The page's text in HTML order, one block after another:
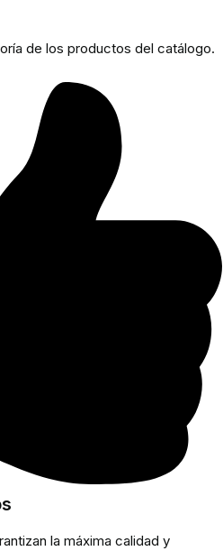
de los productos del catálogo.
la máxima calidad y